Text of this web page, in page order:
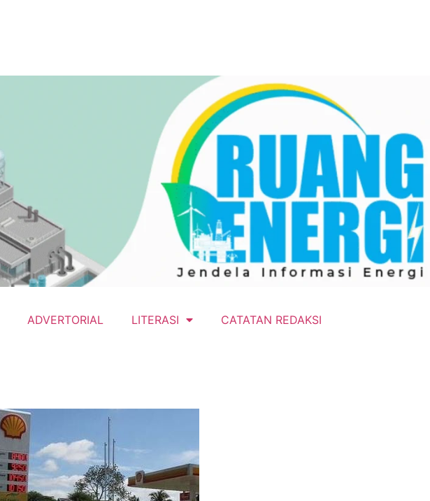
ADVERTORIAL LITERASI CATATAN REDAKSI